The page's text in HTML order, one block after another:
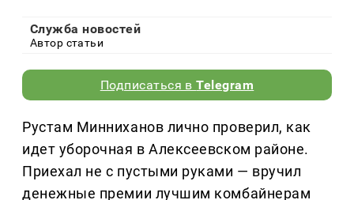
Служба новостей
Автор статьи
Подписаться вTelegram
Рустам Минниханов лично проверил, как
идет уборочная в Алексеевском районе.
Приехал не с пустыми руками — вручил
денежные премии лучшим комбайнерам